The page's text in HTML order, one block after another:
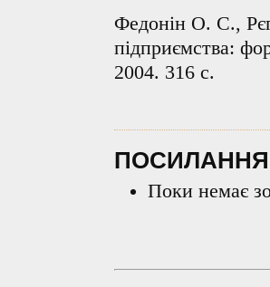
Федонін О. С.,
підприємства:
2004. 316 с.
ПОСИЛАННЯ
Поки немає